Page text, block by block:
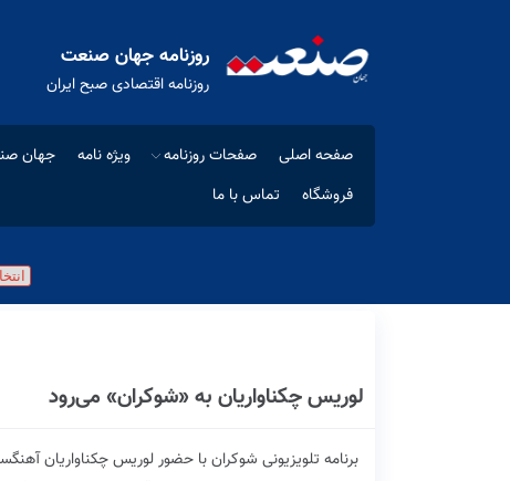
روزنامه جهان صنعت
روزنامه اقتصادی صبح ایران
صفحه اصلی صفحات روزنامه ویژه نامه جهان
فروشگاه
تماس با ما
لوریس چکناواریان به «شوکران» می‌رود
برنامه تلویزیونی شوکران با حضور لوریس چکناواریان آهنگساز، موسیقیدان و